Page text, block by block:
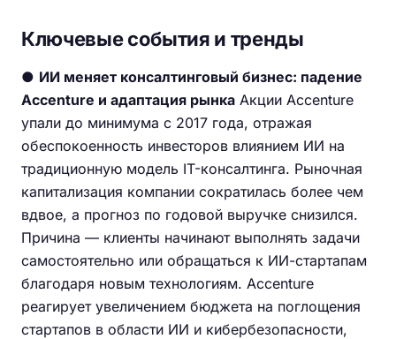
Ключевые события и тренды
● ИИ меняет консалтинговый бизнес: падение
Accenture и адаптация рынка Акции Accenture
упали до минимума с 2017 года, отражая
обеспокоенность инвесторов влиянием ИИ на
традиционную модель IT-консалтинга. Рыночная
капитализация компании сократилась более чем
вдвое, а прогноз по годовой выручке снизился.
Причина — клиенты начинают выполнять задачи
самостоятельно или обращаться к ИИ-стартапам
благодаря новым технологиям. Accenture
реагирует увеличением бюджета на поглощения
стартапов в области ИИ и кибербезопасности,